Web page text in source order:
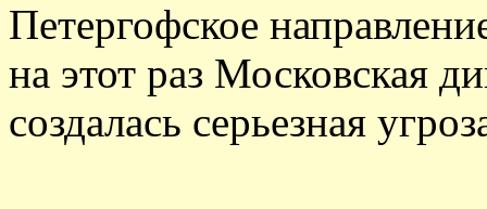
Петергофское
на этот раз Московская
создалась серьезная